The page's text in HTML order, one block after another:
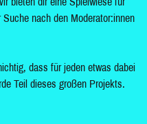
nach den Moderator:innen
dass für jeden etwas dabei
Teil dieses großen Projekts.